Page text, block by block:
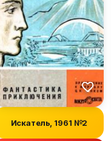
Искатель, 1961 №2